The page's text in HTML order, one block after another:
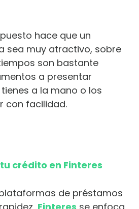
hace que un
sea muy atractivo, sobre
son bastante
a presentar
a la mano o los
con facilidad.
crédito en Finteres
de préstamos